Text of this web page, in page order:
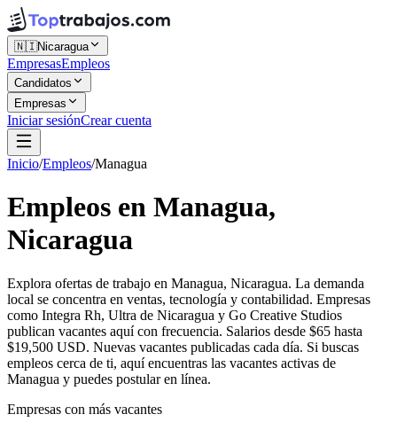
🇳🇮Nicaragua
EmpresasEmpleos
Candidatos
Empresas
Iniciar sesiónCrear cuenta
Inicio/Empleos/Managua
Empleos en Managua,
Nicaragua
Explora ofertas de trabajo en Managua, Nicaragua. La demanda
local se concentra en ventas, tecnología y contabilidad. Empresas
como Integra Rh, Ultra de Nicaragua y Go Creative Studios
publican vacantes aquí con frecuencia. Salarios desde $65 hasta
$19,500 USD. Nuevas vacantes publicadas cada día. Si buscas
empleos cerca de ti, aquí encuentras las vacantes activas de
Managua y puedes postular en línea.
Empresas con más vacantes